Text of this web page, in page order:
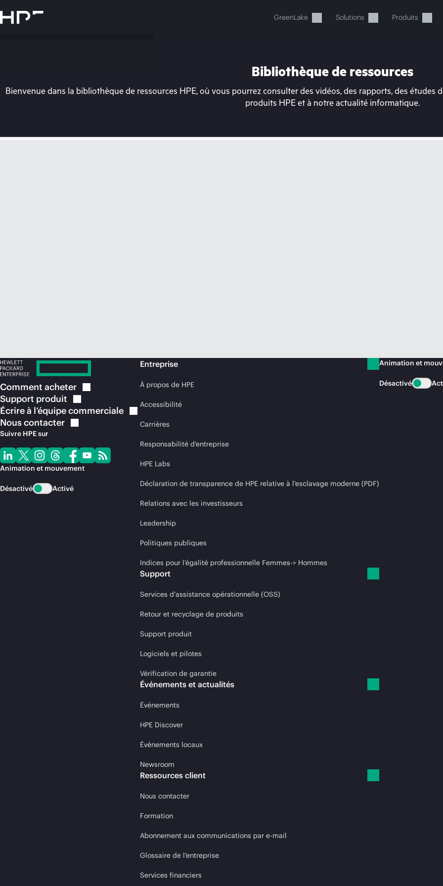
au
contenu
GreenLake Solutions Produits
Votre panier est actuellement
Bibliothèque de ressources
Bienvenue dans la bibliothèque de ressources HPE, où vous pourrez consulter des vidéos, des rapports, des études
produits HPE et à notre actualité informatique.
Comment acheter
Support produit
Écrire à l’équipecommerciale
Nouscontacter
Suivre HPE sur
Animation et mouvement
Désactivé Activé
Entreprise
À propos de HPE
Accessibilité
Carrières
Responsabilité d’entreprise
HPE Labs
Déclaration de transparence de HPE relative à l’esclavage moderne (PDF)
Relations avec les investisseurs
Leadership
Politiques publiques
Indices pour l’égalité professionnelle Femmes-> Hommes
Support
Services d’assistance opérationnelle (OSS)
Retour et recyclage de produits
Support produit
Logiciels et pilotes
Vérification de garantie
Événements et actualités
Événements
HPE Discover
Événements locaux
Newsroom
Ressources client
Nous contacter
Formation
Abonnement aux communications par e-mail
Glossaire de l’entreprise
Services financiers
Animation et
Désactivé